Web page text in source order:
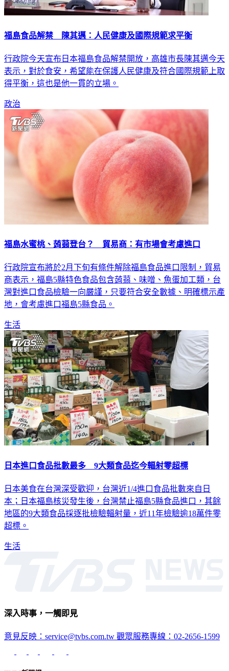
福島食品解禁 陳其邁：人民健康及國際規範求平衡
行政院今天宣布日本福島食品解禁開放，高雄市長陳其邁今天
表示，對於食安，希望能在保護人民健康及符合國際規範上取
得平衡，這也是他一貫的立場。
政治
福島水蜜桃、蒟蒻登台？ 貿易商：有市場會考慮進口
行政院宣布將於2月下旬有條件解除福島食品進口限制，貿易
商表示，福島5縣特色食品包含蒟蒻、味噌、魚蛋加工類，台
灣對進口食品檢驗一向嚴謹，只要符合安全數據、明確標示產
地，會考慮進口福島5縣食品。
生活
日本進口食品批數最多 9大類食品迄今輻射零超標
日本美食在台灣深受歡迎，台灣近1/4進口食品批數來自日
本；日本福島核災發生後，台灣禁止福島5縣食品進口，其餘
地區的9大類食品採逐批檢驗輻射量，近11年檢驗逾18萬件零
超標。
生活
深入時事，一觸即見
意見反映：service@tvbs.com.tw 觀眾服務專線：02-2656-1599